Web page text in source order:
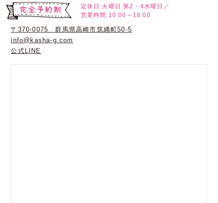
定休日:火曜日 第2・4水曜日／
営業時間:10:00～18:00
〒370-0075 群馬県高崎市筑縄町50-5
info@kasha-g.com
公式LINE